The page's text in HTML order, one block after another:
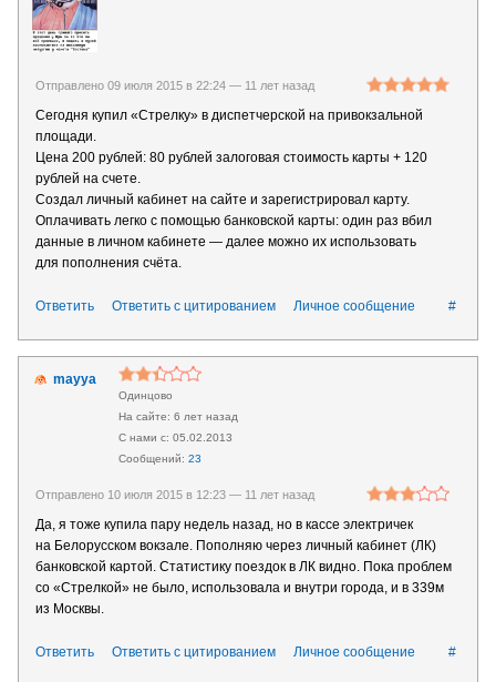
Отправлено 09 июля 2015 в 22:24 — 11 лет назад
Сегодня купил «Стрелку» в диспетчерской на привокзальной
площади.
Цена 200 рублей: 80 рублей залоговая стоимость карты + 120
рублей на счете.
Создал личный кабинет на сайте и зарегистрировал карту.
Оплачивать легко с помощью банковской карты: один раз вбил
данные в личном кабинете — далее можно их использовать
для пополнения счёта.
#
Ответить Ответить с цитированием Личное сообщение
mayya
Одинцово
6 лет назад
05.02.2013
23
Отправлено 10 июля 2015 в 12:23 — 11 лет назад
Да, я тоже купила пару недель назад, но в кассе электричек
на Белорусском вокзале. Пополняю через личный кабинет (ЛК)
банковской картой. Статистику поездок в ЛК видно. Пока проблем
со «Стрелкой» не было, использовала и внутри города, и в 339м
из Москвы.
#
Ответить Ответить с цитированием Личное сообщение